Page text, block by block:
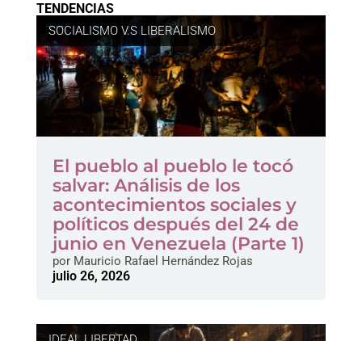
TENDENCIAS
SOCIALISMO V.S LIBERALISMO
El pueblo al pueblo le tocó
salvar: Análisis de los
acontecimientos sociales y
políticos después del 24 de
junio en Venezuela (Parte 1)
porMauricio Rafael Hernández Rojas
julio 26, 2026